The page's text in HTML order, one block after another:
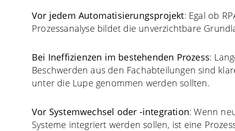
Vor jedem Automatisierungsprojekt: Egal ob
Prozessanalyse bildet die unverzichtbare
Bei Ineffizienzen im bestehenden Prozess:
Beschwerden aus den Fachabteilungen sind
unter die Lupe genommen werden sollten.
Vor Systemwechsel oder -integration: Wenn
Systeme integriert werden sollen, ist eine